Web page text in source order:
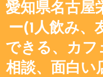
愛知県名古屋
ー(1人飲み、
できる、カフ
相談、面白い